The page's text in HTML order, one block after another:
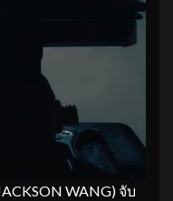
WANG) จับ